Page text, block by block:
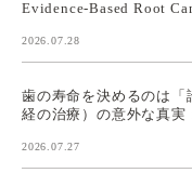
Evidence-Based Root
2026.07.28
歯の寿命を決めるのは「
経の治療）の意外な真
2026.07.27